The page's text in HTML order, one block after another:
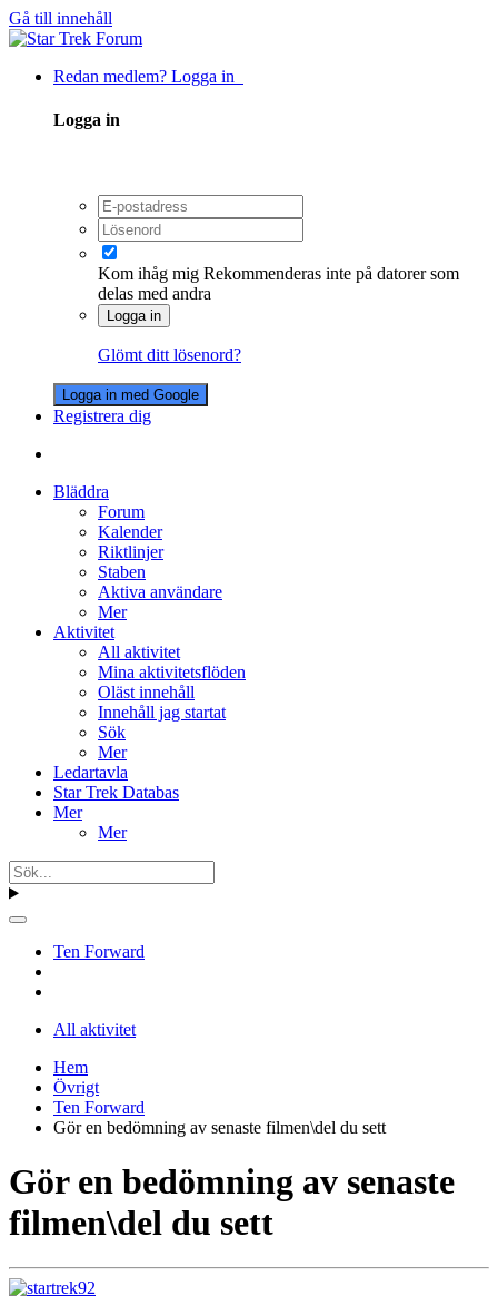
Gå till innehåll
Redan medlem? Logga in
Logga in
Kom ihåg mig Rekommenderas inte på datorer som
delas med andra
Logga in
Glömt ditt lösenord?
Logga in med Google
Registrera dig
Bläddra
Forum
Kalender
Riktlinjer
Staben
Aktiva användare
Mer
Aktivitet
All aktivitet
Mina aktivitetsflöden
Oläst innehåll
Innehåll jag startat
Sök
Mer
Ledartavla
Star Trek Databas
Mer
Mer
Ten Forward
All aktivitet
Hem
Övrigt
Ten Forward
Gör en bedömning av senaste filmen\del du sett
Gör en bedömning av senaste
filmen\del du sett